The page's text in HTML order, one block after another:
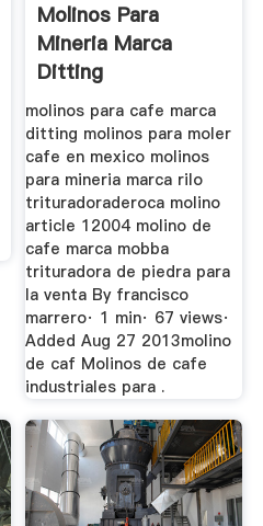
Molinos Para
Mineria Marca
Ditting
molinos para cafe marca
ditting molinos para moler
cafe en mexico molinos
para mineria marca rilo
trituradoraderoca molino
article 12004 molino de
cafe marca mobba
trituradora de piedra para
la venta By francisco
marrero· 1 min· 67 views·
Added Aug 27 2013molino
de caf Molinos de cafe
industriales para .